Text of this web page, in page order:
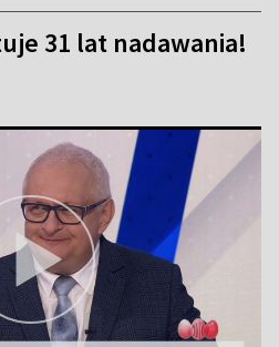
31 lat nadawania!